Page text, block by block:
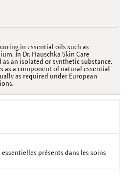
in essential oils such as
In Dr. Hauschka Skin Care
an isolated or synthetic substance.
as a component of natural essential
as required under European
présents dans les soins